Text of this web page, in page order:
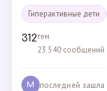
Гиперактивные дети
312тем
23 540 сообщений
M последней зашла